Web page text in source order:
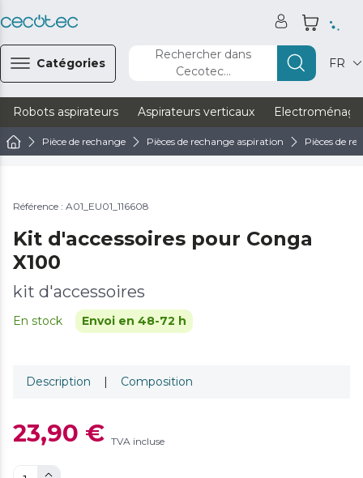
Catégories
Rechercher dans
Cecotec...
FR
Robots aspirateurs Aspirateurs verticaux
Pièce de rechange Pièces de rechange aspiration Pièces de
Référence : A01_EU01_116608
Kit d'accessoires pour Conga
X100
kit d'accessoires
En stock Envoi en 48-72 h
Description | Composition
23,90 € TVA incluse